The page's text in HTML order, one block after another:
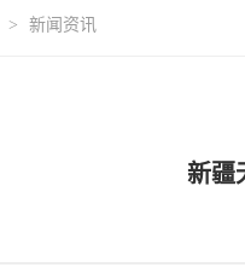
> 新闻资讯
新疆